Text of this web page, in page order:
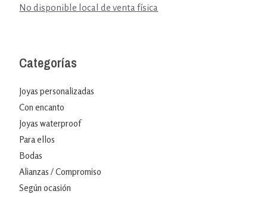
No disponible local de venta física
Categorías
Joyas personalizadas
Con encanto
Joyas waterproof
Para ellos
Bodas
Alianzas / Compromiso
Según ocasión